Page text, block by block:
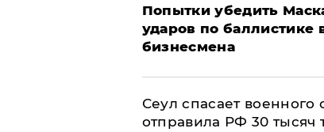
Попытки убедить
ударов по
бизнесмена
​Сеул спасает
отправила РФ 30 тысяч